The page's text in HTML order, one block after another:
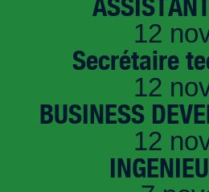
12
Secrétaire
12
BUSINESS
12